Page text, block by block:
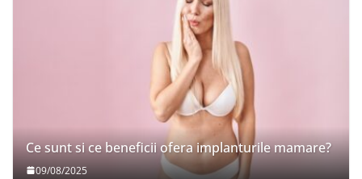
Ce sunt si ce beneficii ofera implanturile mamare?
09/08/2025